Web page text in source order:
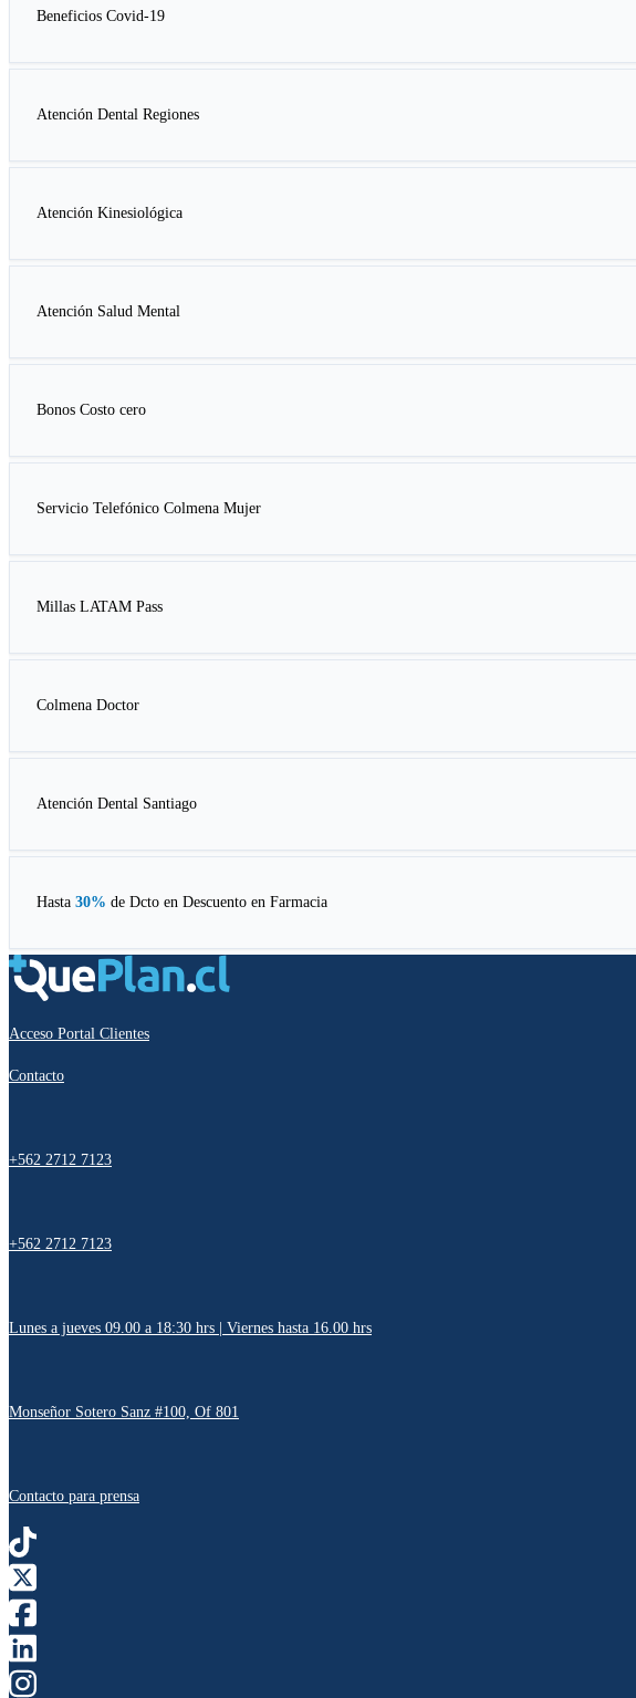
Beneficios Covid-19
Atención Dental Regiones
Atención Kinesiológica
Atención Salud Mental
Bonos Costo cero
Servicio Telefónico Colmena Mujer
Millas LATAM Pass
Colmena Doctor
Atención Dental Santiago
Hasta 30% de Dcto en Descuento en Farmacia
Acceso Portal Clientes
Contacto
+562 2712 7123
+562 2712 7123
Lunes a jueves 09.00 a 18:30 hrs | Viernes hasta 16.00 hrs
Monseñor Sotero Sanz #100, Of 801
Contacto para prensa